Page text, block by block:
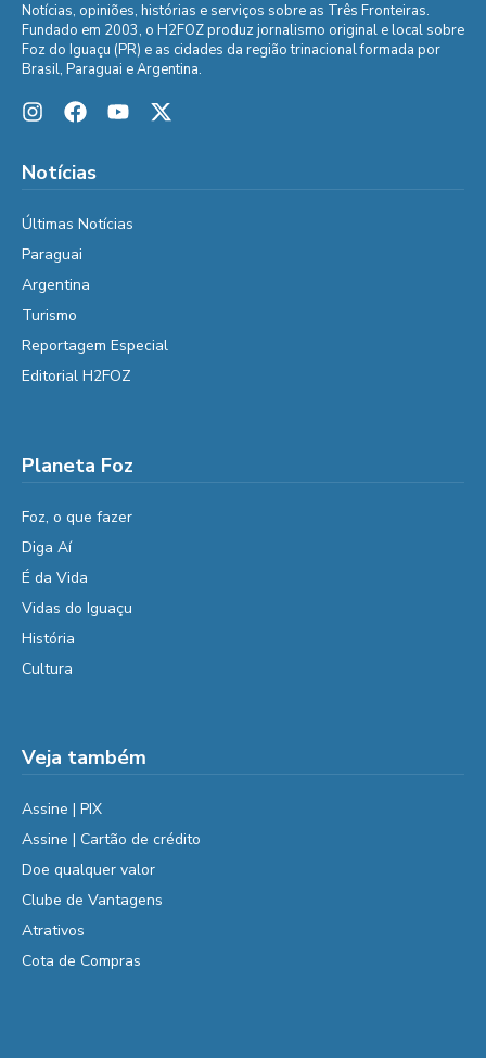
Notícias, opiniões, histórias e serviços sobre as Três Fronteiras.
Fundado em 2003, o H2FOZ produz jornalismo original e local sobre
Foz do Iguaçu (PR) e as cidades da região trinacional formada por
Brasil, Paraguai e Argentina.
Notícias
Últimas Notícias
Paraguai
Argentina
Turismo
Reportagem Especial
Editorial H2FOZ
Planeta Foz
Foz, o que fazer
Diga Aí
É da Vida
Vidas do Iguaçu
História
Cultura
Veja também
Assine | PIX
Assine | Cartão de crédito
Doe qualquer valor
Clube de Vantagens
Atrativos
Cota de Compras